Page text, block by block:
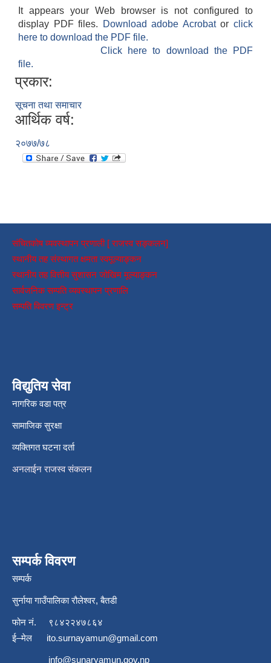
It appears your Web browser is not configured to
display PDF files.
Download adobe Acrobatorclick
here to download the PDF file.
Click here to download the PDF
file.
प्रकार:
सूचना तथा समाचार
आर्थिक वर्ष:
२०७७/७८
संचितकोष व्यवस्थापन प्रणाली [ राजस्व सङ्कलन]
स्थानीय तह संस्थागत क्षमता स्वमूल्याङ्कन
स्थानीय तह वित्तीय सुशासन जोखिम मूल्याङ्कन
सार्वजनिक सम्पति व्यवस्थापन प्रणालि
सम्पति विवरण इन्ट्र
विद्युतिय सेवा
नागरिक वडा पत्र
सामाजिक सुरक्षा
व्यक्तिगत घटना दर्ता
अनलाईन राजस्व संकलन
सम्पर्क विवरण
सम्पर्क
सुर्नाया गाउँपालिका रौलेश्वर, बैतडी
फोन नं.
९८४२२४७८६४
ई–मेल ito.surnayamun@gmail.com
info@sunaryamun.gov.np